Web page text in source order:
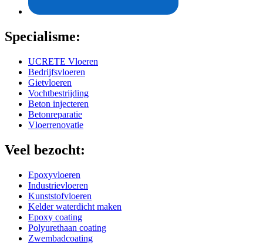
Specialisme:
UCRETE Vloeren
Bedrijfsvloeren
Gietvloeren
Vochtbestrijding
Beton injecteren
Betonreparatie
Vloerrenovatie
Veel bezocht:
Epoxyvloeren
Industrievloeren
Kunststofvloeren
Kelder waterdicht maken
Epoxy coating
Polyurethaan coating
Zwembadcoating